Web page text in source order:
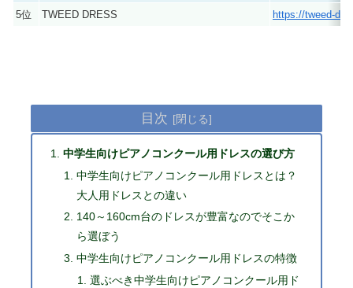
5位
TWEED DRESS https://tweed-
目次
中学生向けピアノコンクール用ドレスの選び方
中学生向けピアノコンクール用ドレスとは？
大人用ドレスとの違い
140～160cm台のドレスが豊富なのでそこか
ら選ぼう
中学生向けピアノコンクール用ドレスの特徴
選ぶべき中学生向けピアノコンクール用ド